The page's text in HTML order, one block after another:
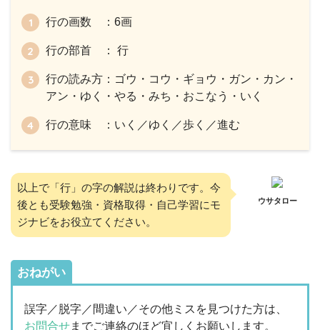
行の画数 ：6画
行の部首 ： 行
行の読み方：ゴウ・コウ・ギョウ・ガン・カン・
アン・ゆく・やる・みち・おこなう・いく
行の意味 ：いく／ゆく／歩く／進む
以上で「行」の字の解説は終わりです。今
後とも受験勉強・資格取得・自己学習にモ
ジナビをお役立てください。
ウサタロー
おねがい
誤字／脱字／間違い／その他ミスを見つけた方は、
お問合せまでご連絡のほど宜しくお願いします。